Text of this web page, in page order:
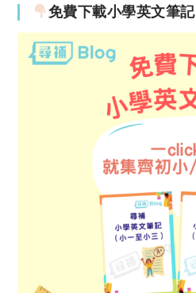
免費下載小學英文筆記